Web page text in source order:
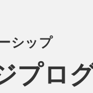
シップ
プロ